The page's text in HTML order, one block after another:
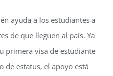
ayuda a los estudiantes a
de que lleguen al país. Ya
primera visa de estudiante
de estatus, el apoyo está